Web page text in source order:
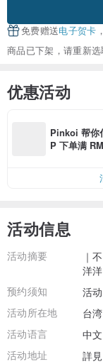
免费赠送电子贺卡
商品已下架，请重新
优惠活动
Pinkoi 帮你
P 下单满
活动信息
活动摘要
｜
洋
预约须知
活
活动所在地
台
活动语言
中文
活动地址
詳